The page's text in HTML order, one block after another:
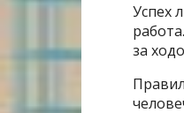
Успех
за